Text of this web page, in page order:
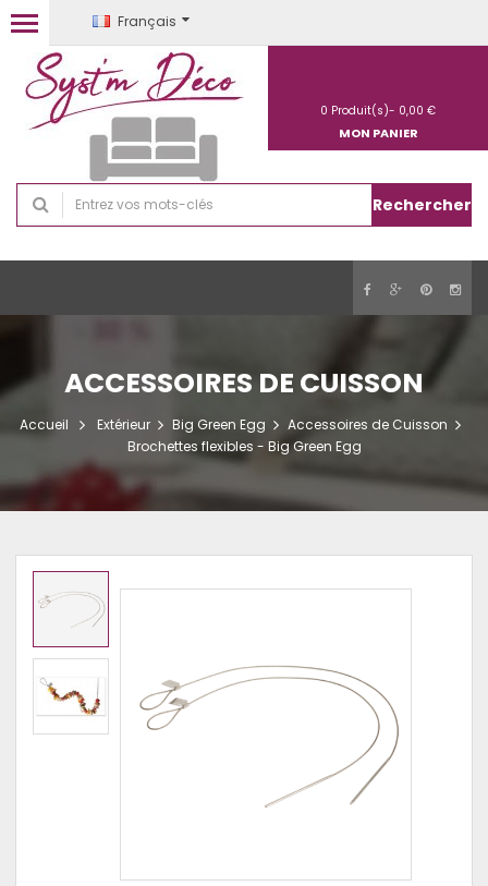
Français
Rechercher
0 Produit(s)- 0,00 €
MON PANIER
ACCESSOIRES DE CUISSON
Accueil Extérieur Big Green Egg
Accessoires de Cuisson
Brochettes flexibles - Big Green Egg